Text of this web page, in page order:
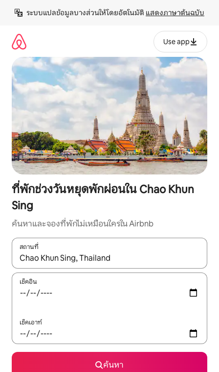
เนื้อหา
ระบบแปลข้อมูลบางส่วนให้โดยอัตโนมัติ แสดงภาษาต้นฉบับ
Use app
ที่พักช่วงวันหยุดพักผ่อนใน Chao Khun
Sing
ค้นหาและจองที่พักไม่เหมือนใครใน Airbnb
สถานที่
ใช้ลูกศรขึ้นลง หรือใช้การสัมผัสหรือปัด เพื่อสำรวจผลการค้นหา
เช็คอิน
เช็คเอาท์
ค้นหา